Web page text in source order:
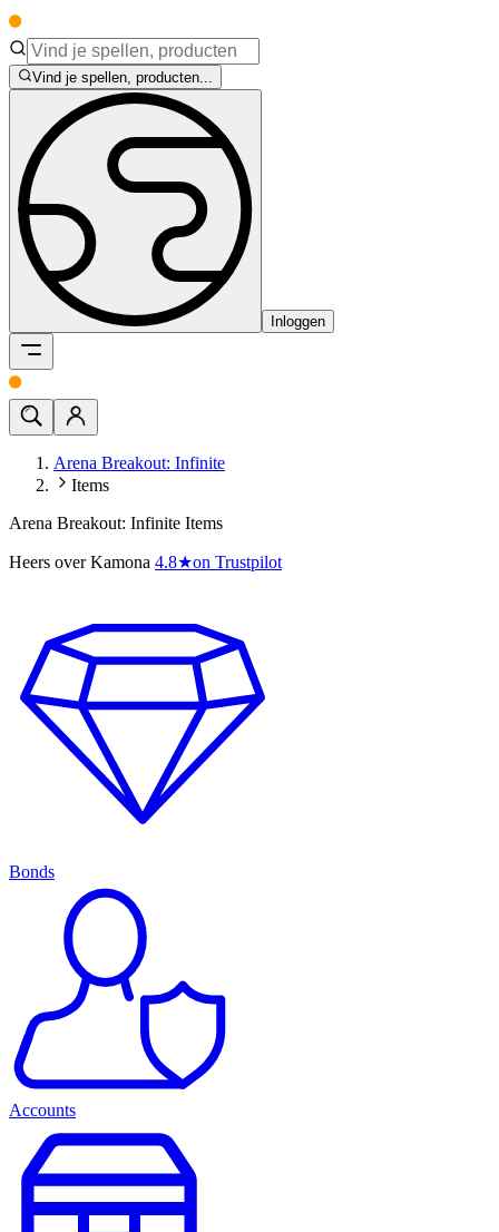
Vind je spellen, producten...
Inloggen
Arena Breakout: Infinite
Items
Arena Breakout: Infinite Items
Heers over Kamona 4.8★on Trustpilot
Bonds
Accounts